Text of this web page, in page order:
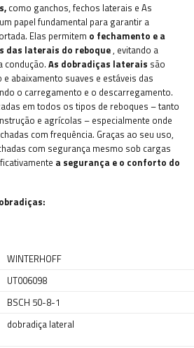
como ganchos, fechos laterais e As
papel fundamental para garantir a
Elas permitem o fechamento e a
das laterais do reboque, evitando a
condução. As dobradiças laterais são
abaixamento suaves e estáveis das
o carregamento e o descarregamento.
em todos os tipos de reboques – tanto
e agrícolas – especialmente onde
com frequência. Graças ao seu uso,
com segurança mesmo sob cargas
a segurança e o conforto do
WINTERHOFF
UT006098
BSCH 50-8-1
dobradiça lateral